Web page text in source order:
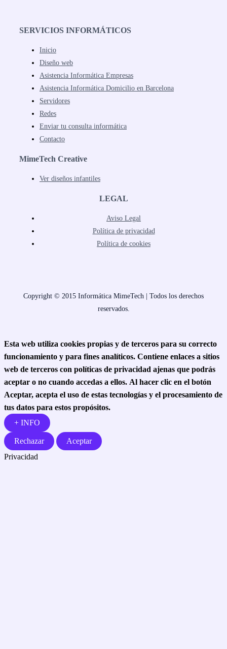
SERVICIOS INFORMÁTICOS
Inicio
Diseño web
Asistencia Informática Empresas
Asistencia Informática Domicilio en Barcelona
Servidores
Redes
Enviar tu consulta informática
Contacto
MimeTech Creative
Ver diseños infantiles
LEGAL
Aviso Legal
Política de privacidad
Política de cookies
Copyright © 2015 Informática MimeTech | Todos los derechos
reservados.
Esta web utiliza cookies propias y de terceros para su correcto
funcionamiento y para fines analíticos. Contiene enlaces a sitios
web de terceros con políticas de privacidad ajenas que podrás
aceptar o no cuando accedas a ellos. Al hacer clic en el botón
Aceptar, acepta el uso de estas tecnologías y el procesamiento de
tus datos para estos propósitos.
+ INFO
Rechazar
Aceptar
Privacidad